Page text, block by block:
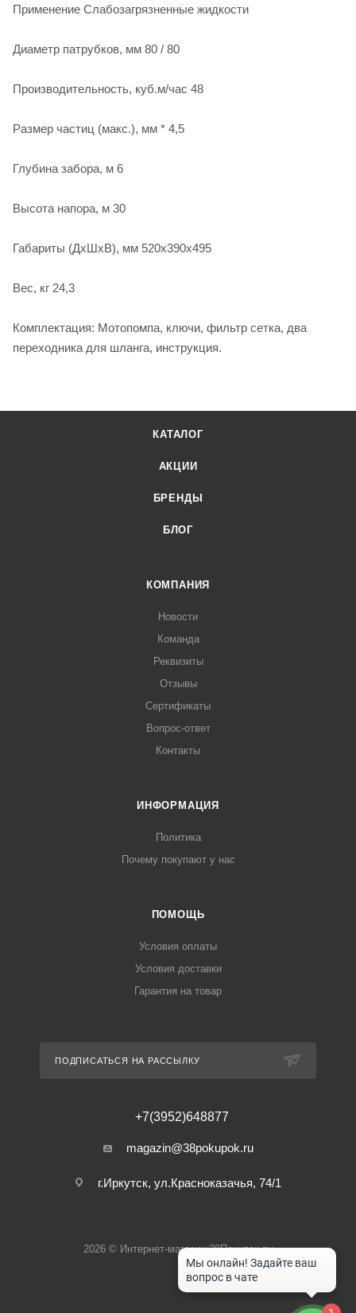
Применение Слабозагрязненные жидкости
Диаметр патрубков, мм 80 / 80
Производительность, куб.м/час 48
Размер частиц (макс.), мм * 4,5
Глубина забора, м 6
Высота напора, м 30
Габариты (ДхШхВ), мм 520х390х495
Вес, кг 24,3
Комплектация: Мотопомпа, ключи, фильтр сетка, два
переходника для шланга, инструкция.
КАТАЛОГ
АКЦИИ
БРЕНДЫ
БЛОГ
КОМПАНИЯ
Новости
Команда
Реквизиты
Отзывы
Сертификаты
Вопрос-ответ
Контакты
ИНФОРМАЦИЯ
Политика
Почему покупают у нас
ПОМОЩЬ
Условия оплаты
Условия доставки
Гарантия на товар
ПОДПИСАТЬСЯ НА РАССЫЛКУ
+7(3952)648877
magazin@38pokupok.ru
г.Иркутск, ул.Красноказачья, 74/1
2026 © Интернет-магазин 38Покупок.ру